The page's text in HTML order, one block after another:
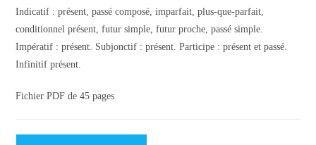
Indicatif : présent, passé composé, imparfait, plus-que-parfait,
conditionnel présent, futur simple, futur proche, passé simple.
Impératif : présent. Subjonctif : présent. Participe : présent et passé.
Infinitif présent.
Fichier PDF de 45 pages